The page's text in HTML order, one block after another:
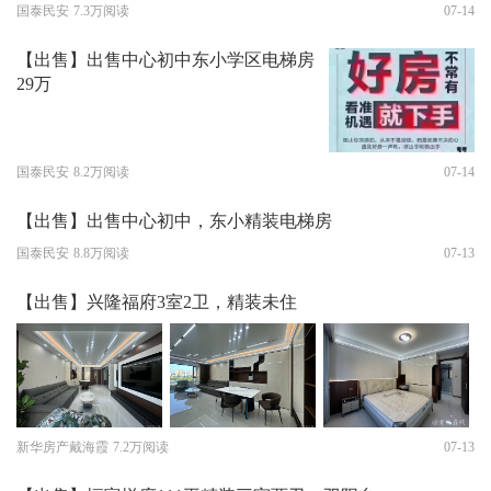
国泰民安 7.3万阅读 07-14
【出售】出售中心初中东小学区电梯房
29万
国泰民安 8.2万阅读 07-14
【出售】出售中心初中，东小精装电梯房
国泰民安 8.8万阅读 07-13
【出售】兴隆福府3室2卫，精装未住
新华房产戴海霞 7.2万阅读 07-13